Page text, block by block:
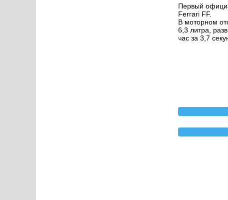
Первый
Ferrari FF.
В моторном
6,3 литра,
час за 3,7